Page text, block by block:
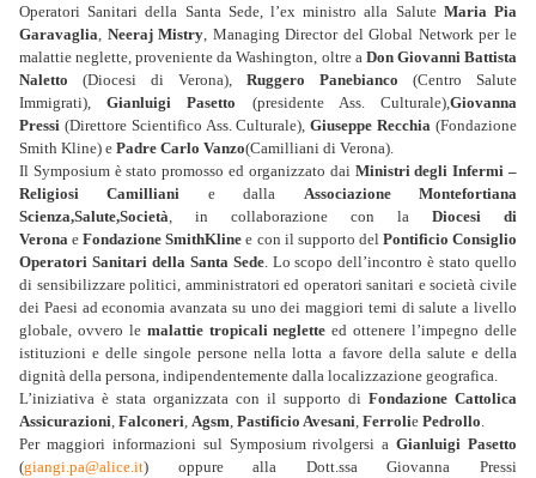
Operatori Sanitari della Santa Sede, l’ex ministro alla Salute Maria Pia
Garavaglia, Neeraj Mistry, Managing Director del Global Network per le
malattie neglette, proveniente da Washington, oltre a Don Giovanni Battista
Naletto (Diocesi di Verona), Ruggero Panebianco (Centro Salute
Immigrati),Gianluigi Pasetto (presidente Ass. Culturale),Giovanna
Pressi (Direttore Scientifico Ass. Culturale),Giuseppe Recchia (Fondazione
Smith Kline) e Padre Carlo Vanzo(Camilliani di Verona).
Il Symposium è stato promosso ed organizzato dai Ministri degli Infermi –
Religiosi Camilliani e dalla Associazione Montefortiana
Scienza,Salute,Società, in collaborazione con la Diocesi di
VeronaeFondazione SmithKline e con il supporto del Pontificio Consiglio
Operatori Sanitari della Santa Sede. Lo scopo dell’incontro è stato quello
di sensibilizzare politici, amministratori ed operatori sanitari e società civile
dei Paesi ad economia avanzata su uno dei maggiori temi di salute a livello
globale, ovvero le malattie tropicali neglette ed ottenere l’impegno delle
istituzioni e delle singole persone nella lotta a favore della salute e della
dignità della persona, indipendentemente dalla localizzazione geografica.
L’iniziativa è stata organizzata con il supporto di Fondazione Cattolica
Assicurazioni, Falconeri, Agsm, Pastificio Avesani, Ferrolie Pedrollo.
Per maggiori informazioni sul Symposium rivolgersi aGianluigi Pasetto
(giangi.pa@alice.it) oppure alla Dott.ssa Giovanna Pressi